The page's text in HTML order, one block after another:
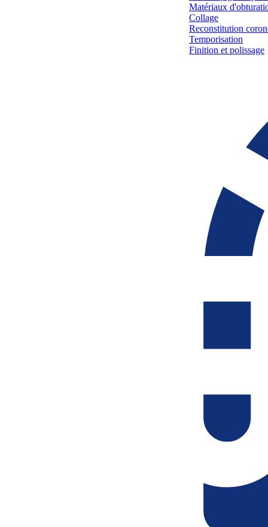
Matériaux
Collage
Reconstitution
Temporisation
Finition et polissage